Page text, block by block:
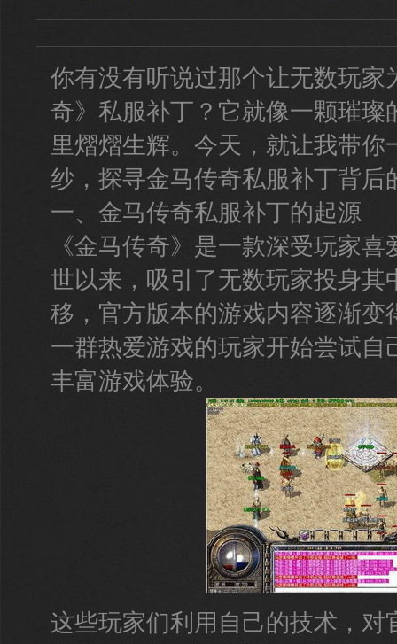
你有没有听说过那个让无数玩家
奇》私服补丁？它就像一颗璀璨
里熠熠生辉。今天，就让我带你
纱，探寻金马传奇私服补丁背后
一、金马传奇私服补丁的起源
《金马传奇》是一款深受玩家
世以来，吸引了无数玩家投身其
移，官方版本的游戏内容逐渐变
一群热爱游戏的玩家开始尝试自
丰富游戏体验。
这些玩家们利用自己的技术，对